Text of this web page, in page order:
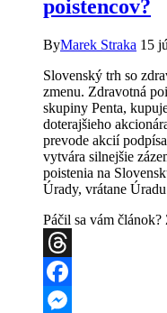
poistencov?
ByMarek Straka 15
Slovenský trh so
zmenu. Zdravotná
skupiny Penta,
doterajšieho
prevode akcií
vytvára silnejšie
poistenia na
Úrady, vrátane
Páčil sa vám
Threads
Facebook